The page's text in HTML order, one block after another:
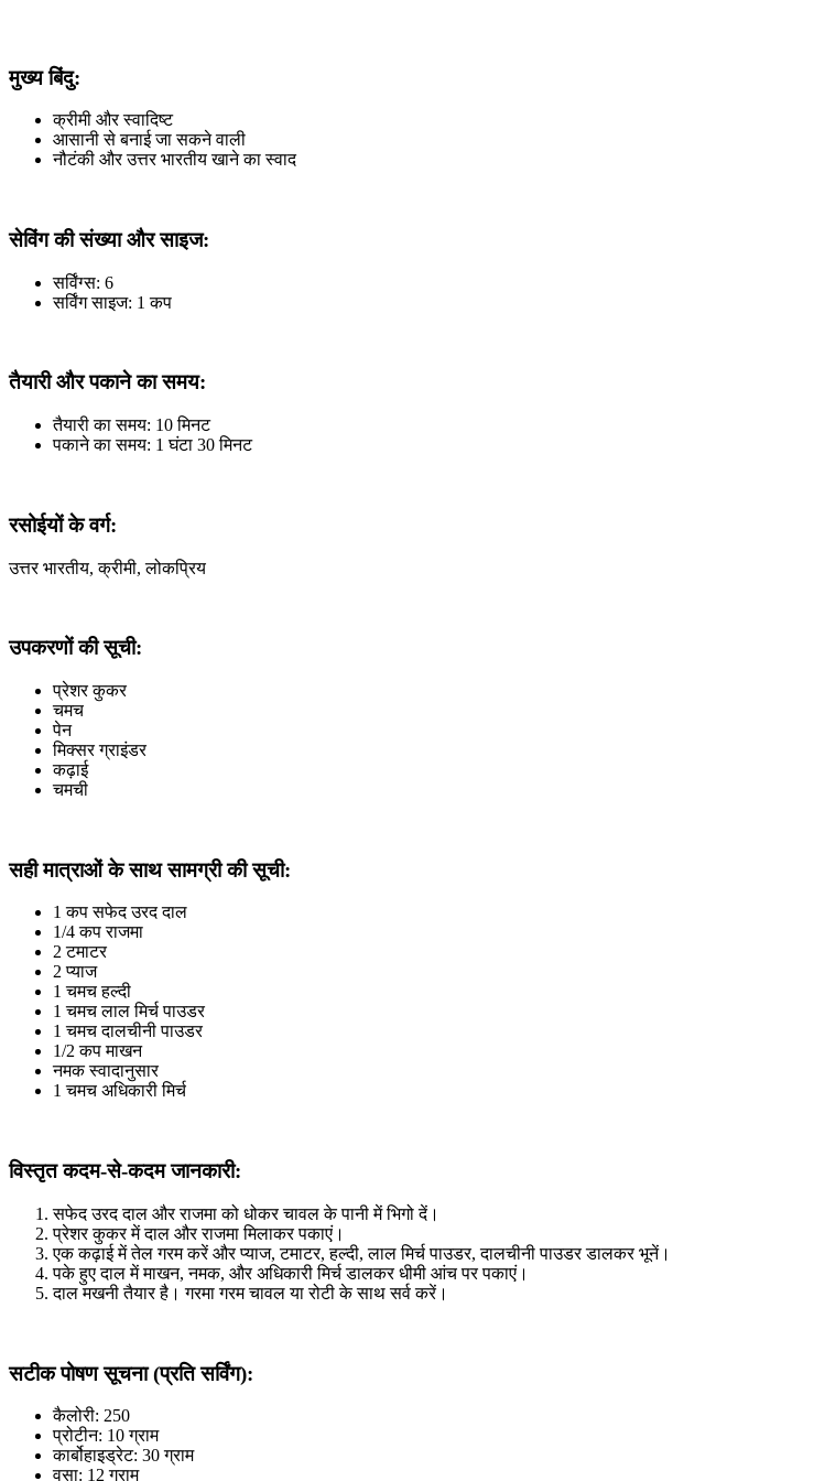
मुख्य बिंदु:
क्रीमी और स्वादिष्ट
आसानी से बनाई जा सकने वाली
नौटंकी और उत्तर भारतीय खाने का स्वाद
सेविंग की संख्या और साइज:
सर्विंग्स: 6
सर्विंग साइज: 1 कप
तैयारी और पकाने का समय:
तैयारी का समय: 10 मिनट
पकाने का समय: 1 घंटा 30 मिनट
रसोईयों के वर्ग:
उत्तर भारतीय, क्रीमी, लोकप्रिय
उपकरणों की सूची:
प्रेशर कुकर
चमच
पेन
मिक्सर ग्राइंडर
कढ़ाई
चमची
सही मात्राओं के साथ सामग्री की सूची:
1 कप सफेद उरद दाल
1/4 कप राजमा
2 टमाटर
2 प्याज
1 चमच हल्दी
1 चमच लाल मिर्च पाउडर
1 चमच दालचीनी पाउडर
1/2 कप माखन
नमक स्वादानुसार
1 चमच अधिकारी मिर्च
विस्तृत कदम-से-कदम जानकारी:
सफेद उरद दाल और राजमा को धोकर चावल के पानी में भिगो दें।
प्रेशर कुकर में दाल और राजमा मिलाकर पकाएं।
एक कढ़ाई में तेल गरम करें और प्याज, टमाटर, हल्दी, लाल मिर्च पाउडर, दालचीनी पाउडर डालकर भूनें।
पके हुए दाल में माखन, नमक, और अधिकारी मिर्च डालकर धीमी आंच पर पकाएं।
दाल मखनी तैयार है। गरमा गरम चावल या रोटी के साथ सर्व करें।
सटीक पोषण सूचना (प्रति सर्विंग):
कैलोरी: 250
प्रोटीन: 10 ग्राम
कार्बोहाइड्रेट: 30 ग्राम
वसा: 12 ग्राम